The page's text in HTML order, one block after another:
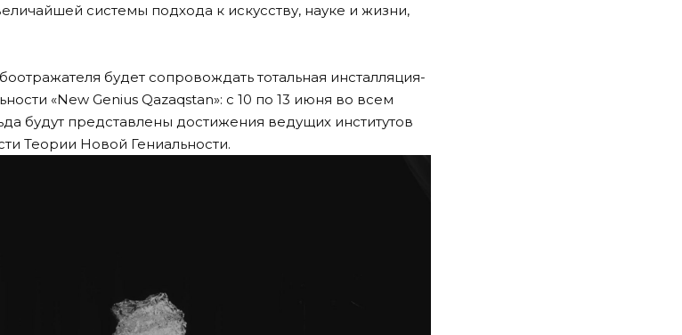
системы подхода к искусству, науке и жизни,
будет сопровождать тотальная инсталляция-
«New Genius Qazaqstan»: с 10 по 13 июня во всем
будут представлены достижения ведущих институтов
Теории Новой Гениальности.